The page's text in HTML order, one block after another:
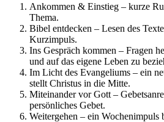
Ankommen & Einstieg – kurze
Thema.
Bibel entdecken – Lesen des
Kurzimpuls.
Ins Gespräch kommen – Fragen
und auf das eigene Leben zu
Im Licht des Evangeliums – ein
stellt Christus in die Mitte.
Miteinander vor Gott –
persönliches Gebet.
Weitergehen – ein Wochenimpuls